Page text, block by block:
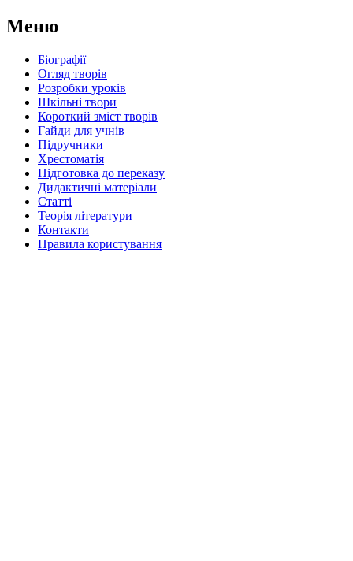
Меню
Біографії
Огляд творів
Розробки уроків
Шкільні твори
Короткий зміст творів
Гайди для учнів
Підручники
Хрестоматія
Підготовка до переказу
Дидактичні матеріали
Статті
Теорія літератури
Контакти
Правила користування